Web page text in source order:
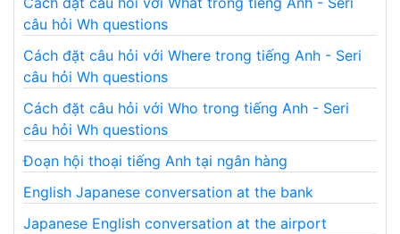
câu hỏi Wh questions
Cách đặt câu hỏi với Where trong tiếng Anh - Seri
câu hỏi Wh questions
Cách đặt câu hỏi với Who trong tiếng Anh - Seri
câu hỏi Wh questions
Đoạn hội thoại tiếng Anh tại ngân hàng
English Japanese conversation at the bank
Japanese English conversation at the airport